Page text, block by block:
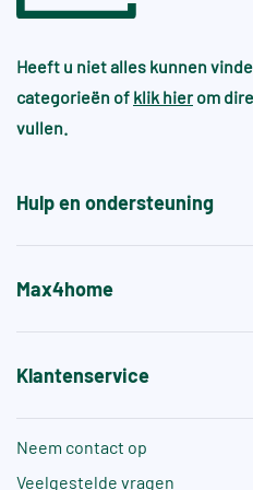
op tint- en maatverschil en
wel en heeft dit juist de sfeer
patroon.
R11, R12, R13 – Gebruik
omgevingen
Voor zwembaden en
aanvullende normen, zoals +A
Heeft u niet alles kunnen
categorieën of klik hier om
vullen.
Hulp en ondersteuning
Max4home
Klantenservice
Neem contact op
Veelgestelde vragen